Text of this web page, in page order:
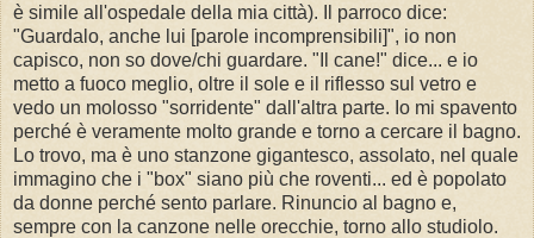
è simile all'ospedale della mia città). Il parroco dice:
"Guardalo, anche lui [parole incomprensibili]", io non
capisco, non so dove/chi guardare. "Il cane!" dice... e io
metto a fuoco meglio, oltre il sole e il riflesso sul vetro e
vedo un molosso "sorridente" dall'altra parte. Io mi spavento
perché è veramente molto grande e torno a cercare il bagno.
Lo trovo, ma è uno stanzone gigantesco, assolato, nel quale
immagino che i "box" siano più che roventi... ed è popolato
da donne perché sento parlare. Rinuncio al bagno e,
sempre con la canzone nelle orecchie, torno allo studiolo.